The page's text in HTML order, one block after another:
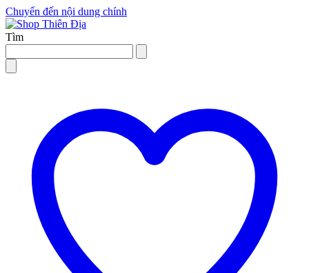
Chuyển đến nội dung chính
Tìm